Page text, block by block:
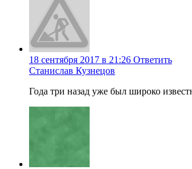
18 сентября 2017 в 21:26 Ответить
Станислав Кузнецов
Года три назад уже был широко